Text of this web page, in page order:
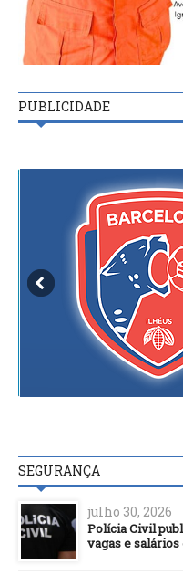
PUBLICIDADE
SEGURANÇA
julho 30, 2026
Polícia Civil
vagas e salários